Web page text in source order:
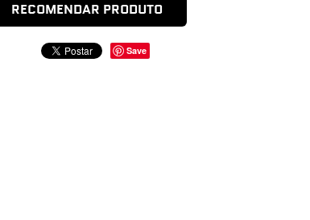
RECOMENDAR PRODUTO
Save